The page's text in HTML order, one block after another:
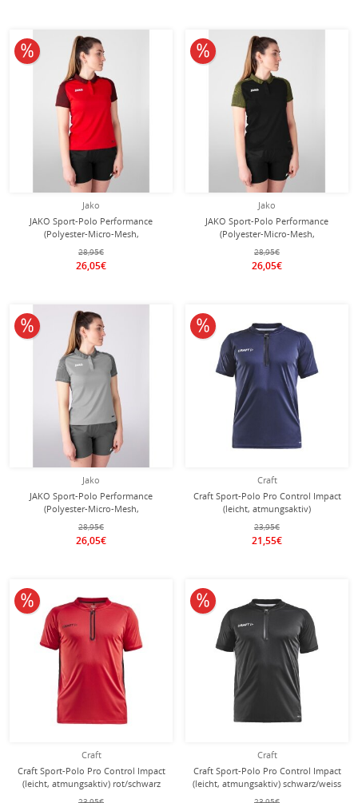
Jako
JAKO Sport-Polo Performance
(Polyester-Micro-Mesh,
atmungsaktiv, schnelltrocknend)
rot/schwarz Damen
28,95€
26,05€
10% reduziert
Jako
JAKO Sport-Polo Performance
(Polyester-Micro-Mesh,
atmungsaktiv, schnelltrocknend)
schwarz/gelb Damen
28,95€
26,05€
10% reduziert
Jako
JAKO Sport-Polo Performance
(Polyester-Micro-Mesh,
atmungsaktiv, schnelltrocknend)
hellgrau Damen
28,95€
26,05€
10% reduziert
Craft
Craft Sport-Polo Pro Control Impact
(leicht, atmungsaktiv)
navyblau/weiss Herren
23,95€
21,55€
10% reduziert
Craft
Craft Sport-Polo Pro Control Impact
(leicht, atmungsaktiv) rot/schwarz
Herren
10% reduziert
Craft
Craft Sport-Polo Pro Control Impact
(leicht, atmungsaktiv) schwarz/weiss
Herren
10% reduziert